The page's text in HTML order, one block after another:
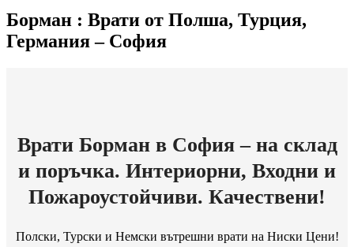
Борман : Врати от Полша, Турция,
Германия – София
Врати Борман в София – на склад
и поръчка. Интериорни, Входни и
Пожароустойчиви. Качествени!
Полски, Турски и Немски вътрешни врати на Ниски Цени!